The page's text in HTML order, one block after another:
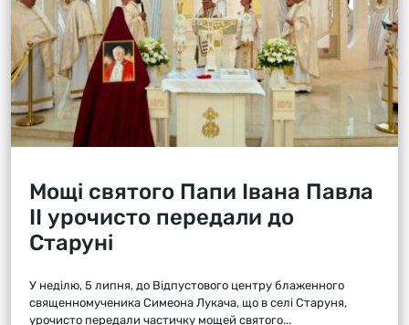
Мощі святого Папи Івана Павла
ІІ урочисто передали до
Старуні
У неділю, 5 липня, до Відпустового центру блаженного
священномученика Симеона Лукача, що в селі Старуня,
урочисто передали частичку мощей святого...